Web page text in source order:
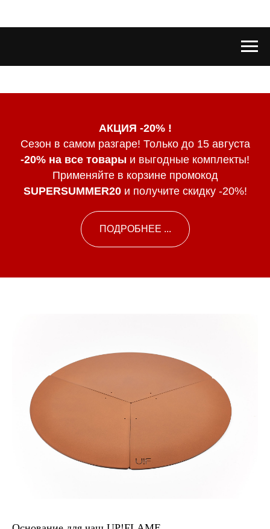
АКЦИЯ -20% !
Сезон в самом разгаре! Только до 15 августа
-20% на все товары и выгодные комплекты!
Применяйте в корзине промокод
SUPERSUMMER20и получите скидку -20%!
ПОДРОБНЕЕ ...